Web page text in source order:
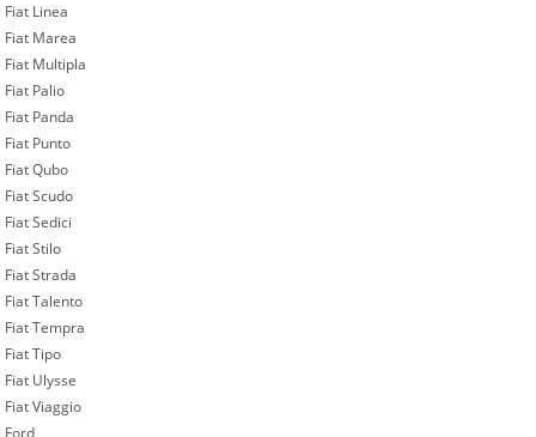
Fiat Linea
Fiat Marea
Fiat Multipla
Fiat Palio
Fiat Panda
Fiat Punto
Fiat Qubo
Fiat Scudo
Fiat Sedici
Fiat Stilo
Fiat Strada
Fiat Talento
Fiat Tempra
Fiat Tipo
Fiat Ulysse
Fiat Viaggio
Ford